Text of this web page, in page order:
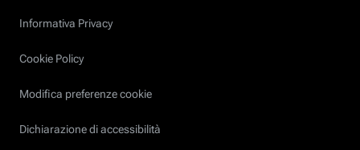
Informativa Privacy
Cookie Policy
Modifica preferenze cookie
Dichiarazione di accessibilità